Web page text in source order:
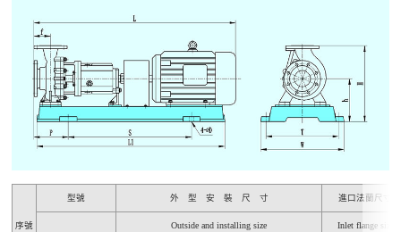
序號
型號 外 型 安 裝 尺 寸 進口法蘭尺寸
Outside and installing size Inlet flange size